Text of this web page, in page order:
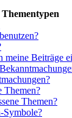
Beiträge
Themen?
Themen?
Symbole?